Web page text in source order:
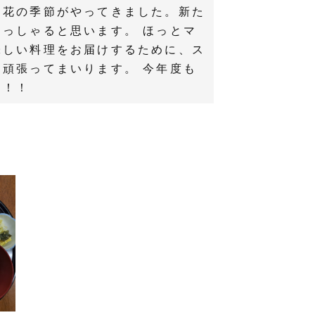
の季節がやってきました。新た
しゃると思います。 ほっとマ
い料理をお届けするために、ス
張ってまいります。 今年度も
！